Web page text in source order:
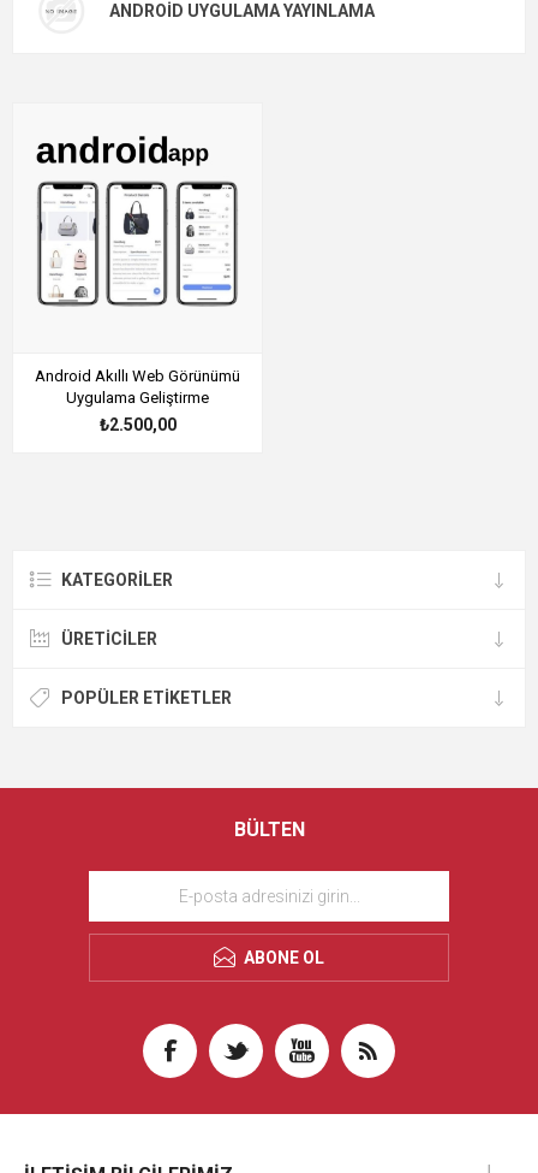
ANDROID UYGULAMA YAYINLAMA
Android Akıllı Web Görünümü
Uygulama Geliştirme
₺2.500,00
KATEGORILER
ÜRETICILER
POPÜLER ETIKETLER
BÜLTEN
ABONE OL